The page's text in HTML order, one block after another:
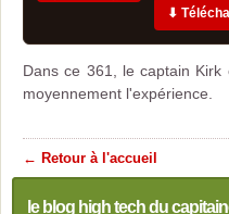
⬇
Dans ce 361, le captain
moyennement l'expérience.
← Retour à l'accueil
le blog high tech du